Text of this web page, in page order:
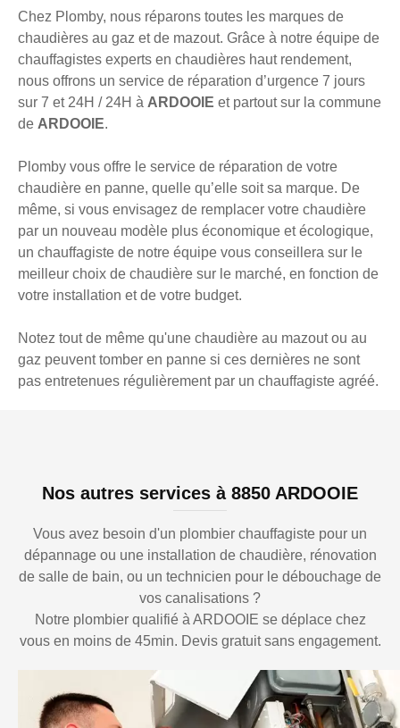
Chez Plomby, nous réparons toutes les marques de
chaudières au gaz et de mazout. Grâce à notre équipe de
chauffagistes experts en chaudières haut rendement,
nous offrons un service de réparation d’urgence 7 jours
sur 7 et 24H / 24H à ARDOOIE et partout sur la commune
de ARDOOIE.
Plomby vous offre le service de réparation de votre
chaudière en panne, quelle qu’elle soit sa marque. De
même, si vous envisagez de remplacer votre chaudière
par un nouveau modèle plus économique et écologique,
un chauffagiste de notre équipe vous conseillera sur le
meilleur choix de chaudière sur le marché, en fonction de
votre installation et de votre budget.
Notez tout de même qu'une chaudière au mazout ou au
gaz peuvent tomber en panne si ces dernières ne sont
pas entretenues régulièrement par un chauffagiste agréé.
Nos autres services à 8850 ARDOOIE
Vous avez besoin d'un plombier chauffagiste pour un
dépannage ou une installation de chaudière, rénovation
de salle de bain, ou un technicien pour le débouchage de
vos canalisations ?
Notre plombier qualifié à ARDOOIE se déplace chez
vous en moins de 45min. Devis gratuit sans engagement.